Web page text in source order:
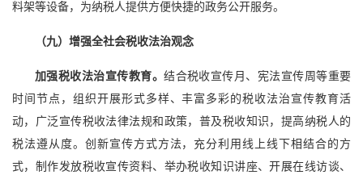
料架等设备，为纳税人提供方便快捷的政务公开服务。
（九）增强全社会税收法治观念
加强税收法治宣传教育。结合税收宣传月、宪法宣传周等重要
时间节点，组织开展形式多样、丰富多彩的税收法治宣传教育活
动，广泛宣传税收法律法规和政策，普及税收知识，提高纳税人的
税法遵从度。创新宣传方式方法，充分利用线上线下相结合的方
式，制作发放税收宣传资料、举办税收知识讲座、开展在线访谈、